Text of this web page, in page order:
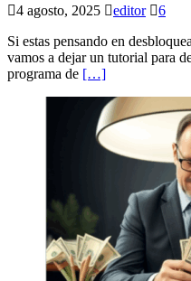
4 agosto, 2025 editor
6
Si estas pensando en
vamos a dejar un tutorial para
programa de […]